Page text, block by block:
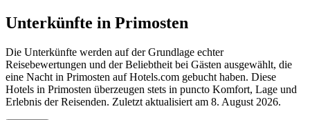
Unterkünfte in Primosten
Die Unterkünfte werden auf der Grundlage echter
Reisebewertungen und der Beliebtheit bei Gästen ausgewählt, die
eine Nacht in Primosten auf Hotels.com gebucht haben. Diese
Hotels in Primosten überzeugen stets in puncto Komfort, Lage und
Erlebnis der Reisenden. Zuletzt aktualisiert am 8. August 2026.